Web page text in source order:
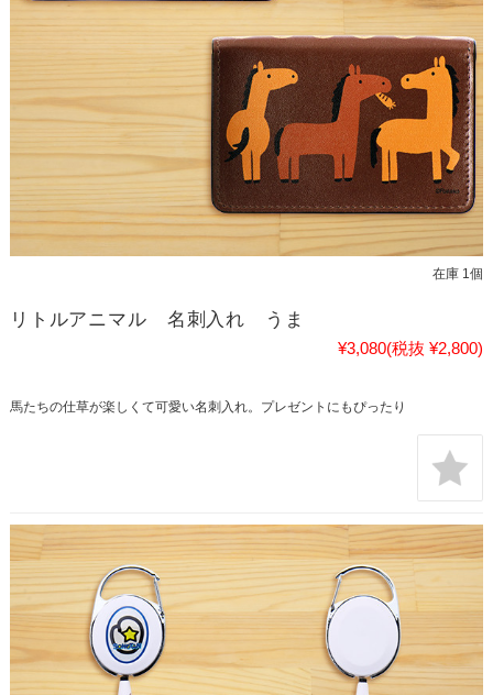
在庫 1個
リトルアニマル 名刺入れ うま
¥3,080(税抜 ¥2,800)
馬たちの仕草が楽しくて可愛い名刺入れ。プレゼントにもぴったり